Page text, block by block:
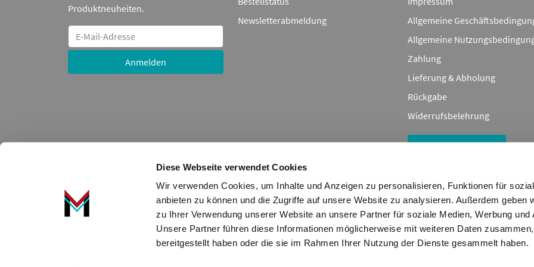
Diese Webseite verwendet Cookies
Wir verwenden Cookies, um Inhalte und Anzeigen zu personalisieren, Funktionen für
anbieten zu können und die Zugriffe auf unsere Website zu analysieren. Außerdem geben
zu Ihrer Verwendung unserer Website an unsere Partner für soziale Medien, Werbung und
Unsere Partner führen diese Informationen möglicherweise mit weiteren Daten
bereitgestellt haben oder die sie im Rahmen Ihrer Nutzung der Dienste gesammelt haben.
Produktneuheiten.
Anmelden
Newsletterabmeldung
Allgemeine
Allgemeine
Zahlung
Lieferung & Abholung
Rückgabe
Widerrufsbelehrung
Alle auf dieser Seite angezeigten Nummern, Artikel, Teile, und Bestellungen betreffend dienen nur zu Vergleichszwecken und sind
Markennamen, Warenzeichen oder Namen erfolgt nur zur Zuordnung der aufgeführten Artikel. Die Angaben von diesen in
bleibt bis zur Bezahlung Eigentum der ADDED VALUE Unlimited GmbH
Die hier angezeigten Daten, insbesondere die gesamte Datenbank, dürfen nicht kopiert werden. Es ist zu unterlassen, die Daten oder
Datenbank ohne vorherige Zustimmung TecDocs zu vervielfältigen, zu verbreiten und/oder diese Handlungen durch Dritte